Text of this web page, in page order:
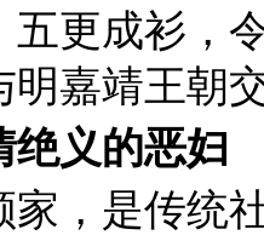
五更成衫，
明嘉靖王朝
绝义的恶妇
家，是传统